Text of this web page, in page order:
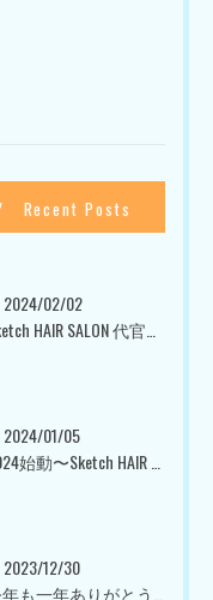
Recent Posts
2024/02/02
2024/01/05
2023/12/30